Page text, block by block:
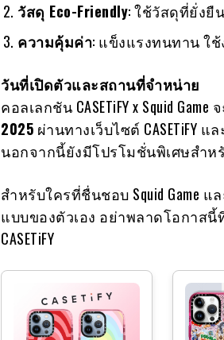
วัสดุ Eco-Friendly: ใช้วัสดุที่ยั่งยื
ความคุ้มค่า: แข็งแรงทนทาน ใ
วันที่เปิดตัวและสถานที่จำหน่าย
คอลเลกชัน CASETiFY x Squid
2025 ผ่านทางเว็บไซต์ CASETiFY
นอกจากนี้ยังมีโปรโมชั่นพิเศษสำห
สำหรับใครที่ชื่นชอบ Squid Game
แบบของตัวเอง อย่าพลาดโอกาสนี้
CASETiFY